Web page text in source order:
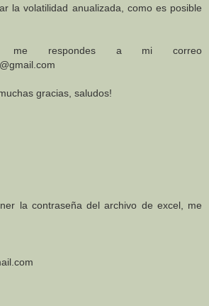
la volatilidad anualizada, como es posible
me respondes a mi correo
gracias, saludos!
la contraseña del archivo de excel, me